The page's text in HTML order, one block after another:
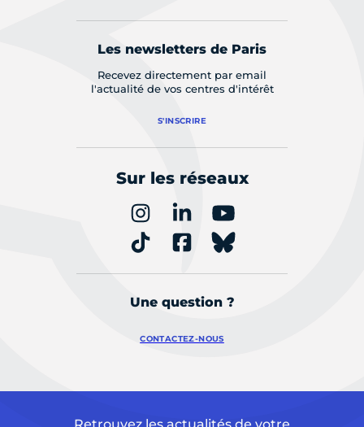
Les newsletters de Paris
Recevez directement par email
l'actualité de vos centres d'intérêt
S'INSCRIRE
Sur les réseaux
Une question ?
CONTACTEZ-NOUS